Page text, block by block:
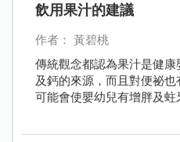
飲用果汁的建議
作者： 黃碧桃
傳統觀念都認為果汁是健
及鈣的來源，而且對便祕也
可能會使嬰幼兒有增胖及蛀